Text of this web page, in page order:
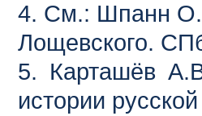
4. См.: Шпанн О.
Лощевского.
5. Карташёв
истории